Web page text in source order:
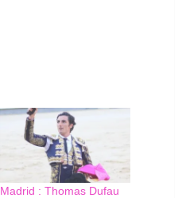
Madrid : Thomas Dufau